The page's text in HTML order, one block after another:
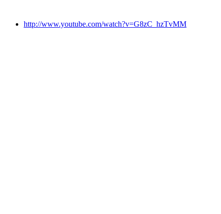
http://www.youtube.com/watch?v=G8zC_hzTvMM